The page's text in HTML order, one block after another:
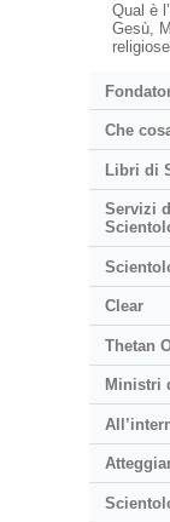
Qual è
Gesù,
Che
Libri di
Servizi
Clear
Thetan
Ministri